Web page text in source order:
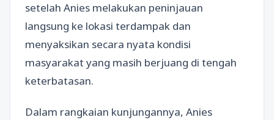
setelah Anies melakukan peninjauan
langsung ke lokasi terdampak dan
menyaksikan secara nyata kondisi
masyarakat yang masih berjuang di tengah
keterbatasan.
Dalam rangkaian kunjungannya, Anies